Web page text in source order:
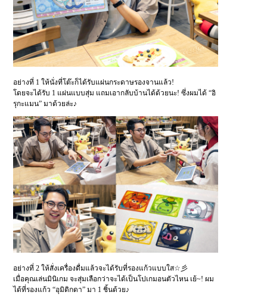
อย่างที่ 1 ให้นั่งที่โต๊ะก็ได้รับแผ่นกระดาษรองจานแล้ว!
โดยจะได้รับ 1 แผ่นแบบสุ่ม แถมเอากลับบ้านได้ด้วยนะ! ซึ่งผมได้ “อิ
รุกะแมน” มาด้วยล่ะ♪
อย่างที่ 2 ให้สั่งเครื่องดื่มแล้วจะได้รับที่รองแก้วแบบใส☆彡
เมื่อคุณเล่นมินิเกม จะสุ่มเลือกว่าจะได้เป็นโปเกมอนตัวไหน เย้~! ผม
ได้ที่รองแก้ว “อุมิดิกดา” มา 1 ชิ้นด้วย♪